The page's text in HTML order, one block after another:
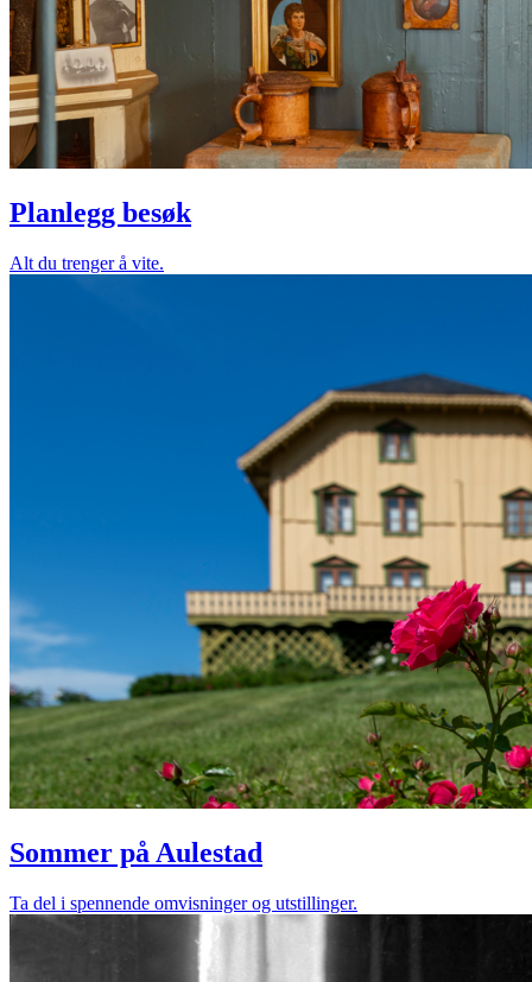
Planlegg besøk
Alt du trenger å vite.
Sommer på Aulestad
Ta del i spennende omvisninger og utstillinger.